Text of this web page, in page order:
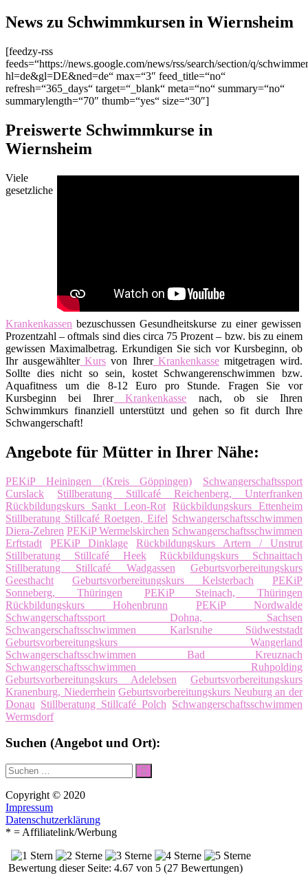
News zu Schwimmkursen in Wiernsheim
[feedzy-rss
feeds=“https://news.google.com/news/rss/search/section/q/
hl=de&gl=DE&ned=de“ max=“3″ feed_title=“no“
refresh=“365_days“ target=“_blank“ meta=“no“ summary=“no“
summarylength=“70″ thumb=“yes“ size=“30″]
Preiswerte Schwimmkurse in
Wiernsheim
Viele
gesetzliche
Krankenkassen bezuschussen Gesundheitskurse zu einer gewissen
Prozentzahl – oftmals sind dies circa 75 Prozent – bzw. bis zu einem
gewissen Maximalbetrag. Erkundigen Sie sich vor Kursbeginn, ob
Ihr ausgewählterKurs von IhrerKrankenkassemitgetragen wird.
Sollte dies nicht so sein, kostet Schwangerenschwimmen bzw.
Aquafitness um die 8-12 Euro pro Stunde. Fragen Sie vor
Kursbeginn bei IhrerKrankenkasse nach, ob sie Ihren
Schwimmkurs finanziell unterstützt und gehen so fit durch Ihre
Schwangerschaft!
Angebote für Mütter in Ihrer Nähe:
PEKiP Heiningen (Kreis Göppingen)
Schwangerschaftssport
Curslack
Stillberatung Stillcafé Reichenberg, Unterfranken
Rückbildungskurs Sankt Leon-Rot
Rückbildungskurs Ettenheim
Stillberatung Stillcafé Roetgen, Eifel Schwangerschaftsschwimmen
Diera-Zehren PEKiP Wermelskirchen Schwangerschaftsschwimmen
Erftstadt
PEKiP Dinklage
Rückbildungskurs Artern / Unstrut
Stillberatung Stillcafé Heek
Rückbildungskurs Schnaittach
Stillberatung Stillcafé Wadgassen
Geburtsvorbereitungskurs
Geesthacht
Geburtsvorbereitungskurs Kelsterbach
PEKiP
Sonneberg, Thüringen
PEKiP Steinach, Thüringen
Rückbildungskurs Hohenbrunn
PEKiP Nordwalde
Schwangerschaftssport Dohna, Sachsen
Schwangerschaftsschwimmen Karlsruhe Südweststadt
Geburtsvorbereitungskurs Wangerland
Schwangerschaftsschwimmen Bad Kreuznach
Schwangerschaftsschwimmen Ruhpolding
Geburtsvorbereitungskurs Adelebsen
Geburtsvorbereitungskurs
Kranenburg, Niederrhein Geburtsvorbereitungskurs Neuburg an der
Donau Stillberatung Stillcafé Polch Schwangerschaftsschwimmen
Wermsdorf
Suchen (Angebot und Ort):
Suche
nach:
Suchen
Copyright © 2020
Impressum
Datenschutzerklärung
* = Affiliatelink/Werbung
Bewertung dieser Seite: 4.67 von 5 (27 Bewertungen)